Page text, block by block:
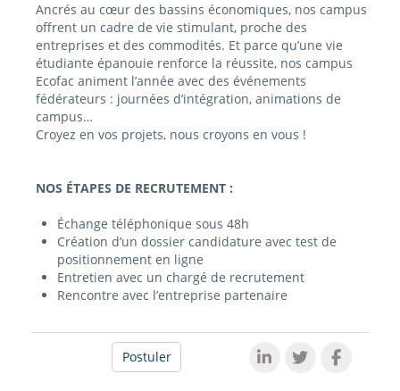
Ancrés au cœur des bassins économiques, nos campus
offrent un cadre de vie stimulant, proche des
entreprises et des commodités. Et parce qu’une vie
étudiante épanouie renforce la réussite, nos campus
Ecofac animent l’année avec des événements
fédérateurs : journées d’intégration, animations de
campus…
Croyez en vos projets, nous croyons en vous !
NOS ÉTAPES DE RECRUTEMENT :
Échange téléphonique sous 48h
Création d’un dossier candidature avec test de
positionnement en ligne
Entretien avec un chargé de recrutement
Rencontre avec l’entreprise partenaire
Postuler